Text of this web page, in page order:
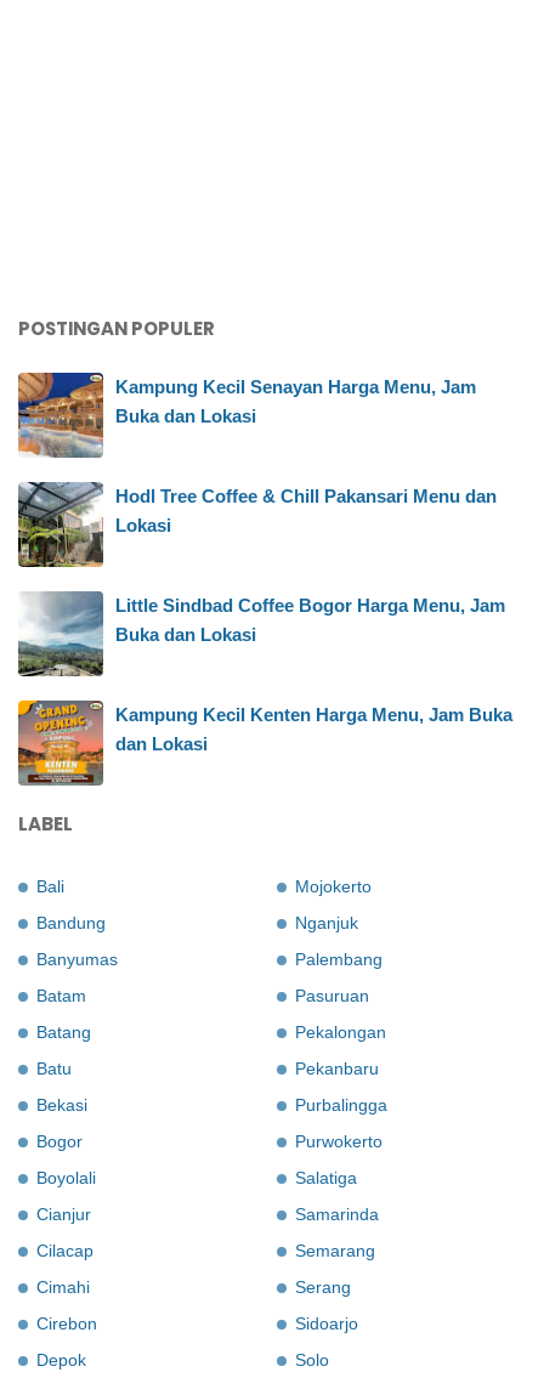
POSTINGAN POPULER
Kampung Kecil Senayan Harga Menu, Jam
Buka dan Lokasi
Hodl Tree Coffee & Chill Pakansari Menu dan
Lokasi
Little Sindbad Coffee Bogor Harga Menu, Jam
Buka dan Lokasi
Kampung Kecil Kenten Harga Menu, Jam Buka
dan Lokasi
LABEL
Bali
Bandung
Banyumas
Batam
Batang
Batu
Bekasi
Bogor
Boyolali
Cianjur
Cilacap
Cimahi
Cirebon
Depok
Mojokerto
Nganjuk
Palembang
Pasuruan
Pekalongan
Pekanbaru
Purbalingga
Purwokerto
Salatiga
Samarinda
Semarang
Serang
Sidoarjo
Solo